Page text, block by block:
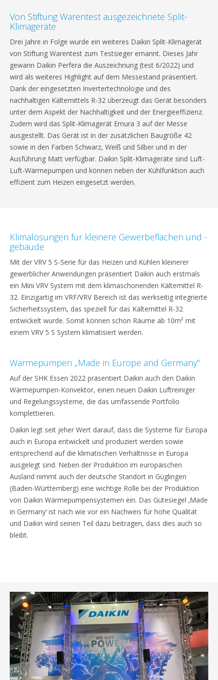
Von Stiftung Warentest ausgezeichnete Split-
Klimageräte
Drei Jahre in Folge wurde ein weiteres Daikin Split-Klimagerät
von Stiftung Warentest zum Testsieger ernannt. Dieses Jahr
gewann Daikin Perfera die Auszeichnung (test 6/2022) und
wird als weiteres Highlight auf dem Messestand präsentiert.
Dank der eingesetzten Invertertechnologie und des
nachhaltigen Kältemittels R-32 überzeugt das Gerät besonders
unter dem Aspekt der Nachhaltigkeit und der Energieeffizienz.
Zudem wird das Split-Klimagerät Emura 3 auf der Messe
ausgestellt. Das Gerät ist in der zusätzlichen Baugröße 42
sowie in den Farben Schwarz, Weiß und Silber und in der
Ausführung Matt verfügbar. Daikin Split-Klimageräte sind Luft-
Luft-Wärmepumpen und können neben der Kühlfunktion auch
effizient zum Heizen eingesetzt werden.
Klimalösungen für kleinere Gewerbeflächen und -
gebäude
Mit der VRV 5 S-Serie für das Heizen und Kühlen kleinerer
gewerblicher Anwendungen präsentiert Daikin auch erstmals
ein Mini VRV System mit dem klimaschonenden Kältemittel R-
32. Einzigartig im VRF/VRV Bereich ist das werkseitig integrierte
Sicherheitssystem, das speziell für das Kältemittel R-32
entwickelt wurde. Somit können schon Räume ab 10m² mit
einem VRV 5 S System klimatisiert werden.
Wärmepumpen „Made in Europe and Germany”
Auf der SHK Essen 2022 präsentiert Daikin auch den Daikin
Wärmepumpen-Konvektor, einen neuen Daikin Luftreiniger
und Regelungssysteme, die das umfassende Portfolio
komplettieren.
Daikin legt seit jeher Wert darauf, dass die Systeme für Europa
auch in Europa entwickelt und produziert werden sowie
entsprechend auf die klimatischen Verhältnisse in Europa
ausgelegt sind. Neben der Produktion im europäischen
Ausland nimmt auch der deutsche Standort in Güglingen
(Baden-Württemberg) eine wichtige Rolle bei der Produktion
von Daikin Wärmepumpensystemen ein. Das Gütesiegel ‚Made
in Germany‘ ist nach wie vor ein Nachweis für hohe Qualität
und Daikin wird seinen Teil dazu beitragen, dass dies auch so
bleibt.